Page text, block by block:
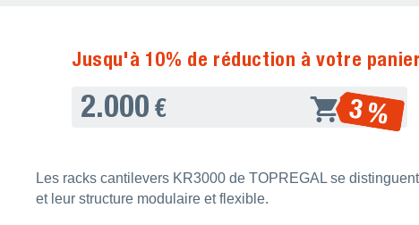
Jusqu'à 10% de réduction à votre
2.000 € 3 %
Les racks cantilevers KR3000 de TOPREGAL se
et leur structure modulaire et flexible.